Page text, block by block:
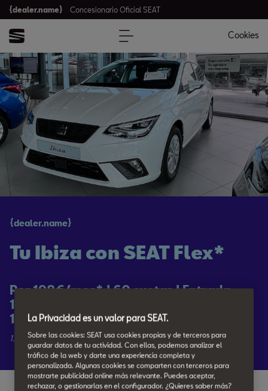
{dealer.name} Concesionario Oficial SEAT
Cookies
{dealer.name}
Tu Ibiza con SEAT Flex*
Por 198€/mes* | 60 cuotas | Entrada
1.500€ | Valor mínimo garantizado
11.976,94€
1.0 TSI (150 CV) | Style XL | Blanco
La Privacidad es un valor para SEAT.
Sobre las cookies: SEAT usa cookies propias y de terceros para
guardar datos de tu actividad. Con ellas, podemos analizar el
tráfico de la web y darte una experiencia completa y
personalizada. Algunas cookies se comparten con terceros para
mostrarte publicidad online más relevante. Puedes aceptar,
rechazar, o gestionarlas en el configurador. ¿Quieres saber más?